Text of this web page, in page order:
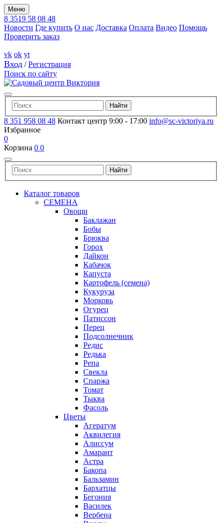
Меню
8 3519 58 08 48
Новости Где купить О нас Доставка Оплата Видео Помощь
Проверить заказ
vk ok yt
Вход /Регистрация
Поиск по сайту
8 351 958 08 48 Контакт центр 9:00 - 17:00 info@sc-victoriya.ru
Избранное
0
Корзина 0 0
Каталог товаров
СЕМЕНА
Овощи
Баклажан
Бобы
Брюква
Горох
Дайкон
Кабачок
Капуста
Картофель (семена)
Кукуруза
Морковь
Огурец
Патиссон
Перец
Подсолнечник
Редис
Редька
Репа
Свекла
Спаржа
Томат
Тыква
Фасоль
Цветы
Агератум
Аквилегия
Алиссум
Амарант
Астра
Бакопа
Бальзамин
Бархатцы
Бегония
Василек
Вербена